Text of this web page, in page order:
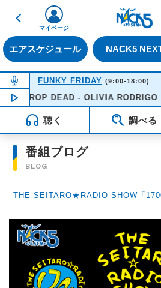
戻る
エアスケジュール NACK5
マイページ
NOW ON AIR
FUNKY FRIDAY (9:00-18:00)
NOW PLAYING 16:43
DROP DEAD - OLIVIA RODRIGO
聴く 調べる
番組ブログ
BLOG
THE SEITARO★RADIO SHOW「